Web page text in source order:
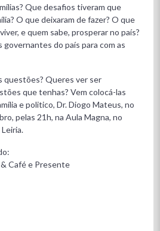
Que desafios tiveram que
O que deixaram de fazer? O que
e quem sabe, prosperar no país?
governantes do país para com as
Queres ver ser
que tenhas? Vem colocá-las
e politico, Dr. Diogo Mateus, no
pelas 21h, na Aula Magna, no
Café e Presente